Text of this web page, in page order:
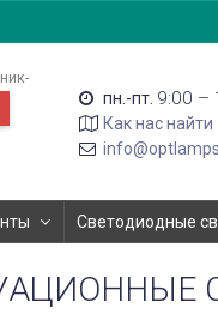
пн.-пт. 9:00 –
Как нас найти
Светодиодные